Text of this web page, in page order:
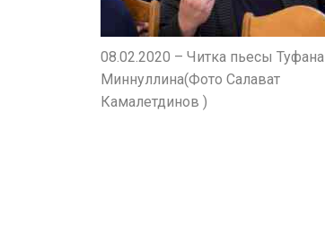
08.02.2020 – Читка пьесы Туфана
Миннуллина(Фото Салават
Камалетдинов )